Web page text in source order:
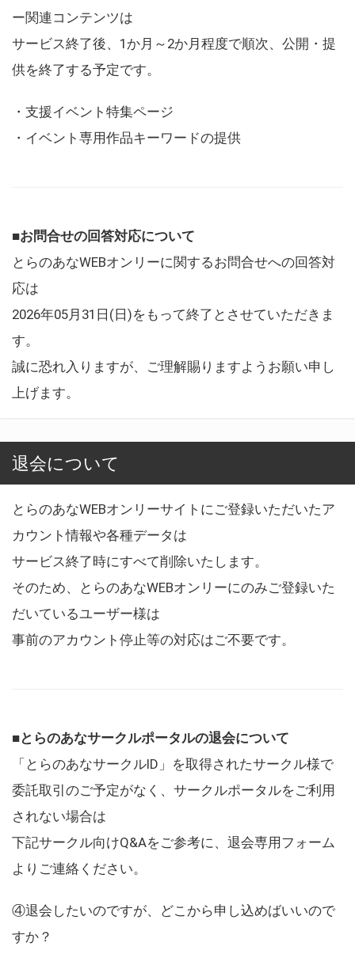
ー関連コンテンツは
サービス終了後、1か月～2か月程度で順次、公開・提
供を終了する予定です。
・支援イベント特集ページ
・イベント専用作品キーワードの提供
■お問合せの回答対応について
とらのあなWEBオンリーに関するお問合せへの回答対
応は
2026年05月31日(日)をもって終了とさせていただきま
す。
誠に恐れ入りますが、ご理解賜りますようお願い申し
上げます。
退会について
とらのあなWEBオンリーサイトにご登録いただいたア
カウント情報や各種データは
サービス終了時にすべて削除いたします。
そのため、とらのあなWEBオンリーにのみご登録いた
だいているユーザー様は
事前のアカウント停止等の対応はご不要です。
■とらのあなサークルポータルの退会について
「とらのあなサークルID」を取得されたサークル様で
委託取引のご予定がなく、サークルポータルをご利用
されない場合は
下記サークル向けQ&Aをご参考に、退会専用フォーム
よりご連絡ください。
④退会したいのですが、どこから申し込めばいいので
すか？